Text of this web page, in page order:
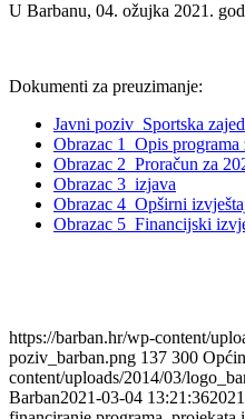
U Barbanu, 04. ožujka 2021.
Dokumenti za preuzimanje:
Javni poziv_Sportska
Obrazac 1_Opis
Obrazac 2_Proračun za
Obrazac 3_izjava
Obrazac 4_Opširni
Obrazac 5_Financijski
https://barban.hr/wp-content/
poziv_barban.png 137 300
content/uploads/2014/03/
Barban2021-03-04 13:21:36